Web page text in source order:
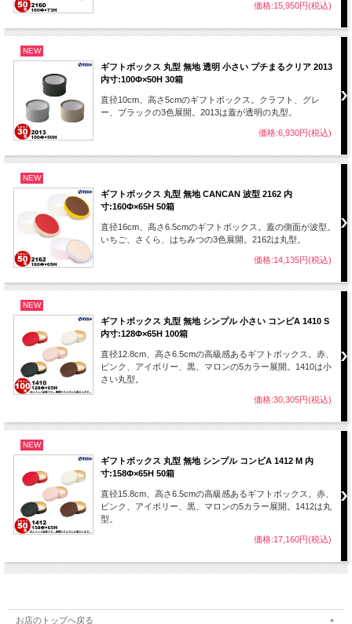
価格:15,950円(税込)
NEW
ギフトボックス 丸型 無地 透明 小さい プチまるクリア 2013
内寸:100Φ×50H 30箱
直径10cm、高さ5cmのギフトボックス。クラフト、グレ
ー、ブラックの3色展開。2013は蓋が透明の丸型。
価格:6,930円(税込)
NEW
ギフトボックス 丸型 無地 CANCAN 波型 2162 内
寸:160Φ×65H 50箱
直径16cm、高さ6.5cmのギフトボックス。蓋の側面が波型。
いちご、さくら、はちみつの3色展開。2162は丸型。
価格:14,135円(税込)
NEW
ギフトボックス 丸型 無地 シンプル 小さい コンビA 1410 S
内寸:128Φ×65H 100箱
直径12.8cm、高さ6.5cmの高級感あるギフトボックス。赤、
ピンク、アイボリー、黒、マロンの5カラー展開。1410は小
さい丸型。
価格:30,305円(税込)
NEW
ギフトボックス 丸型 無地 シンプル コンビA 1412 M 内
寸:158Φ×65H 50箱
直径15.8cm、高さ6.5cmの高級感あるギフトボックス。赤、
ピンク、アイボリー、黒、マロンの5カラー展開。1412は丸
型。
価格:17,160円(税込)
お店のトップへ戻る